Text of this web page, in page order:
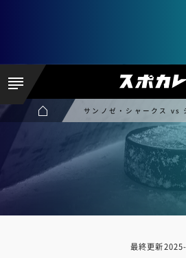
サンノゼ・シャークス vs
最終更新